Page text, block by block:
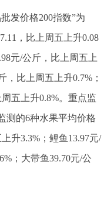
发价格200指数”为
，比上周五上升0.08
元/公斤，比上周五上
，比上周五上升0.7%；
五上升0.8%。重点监
测的6种水果平均价格
升3.3%；鲤鱼13.97元/
；大带鱼39.70元/公